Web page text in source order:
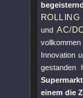
ROLLING
undAC/DC
Innovation
gestanden
einem die